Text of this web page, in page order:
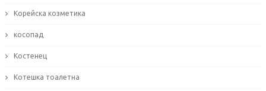
Корейска козметика
косопад
Костенец
Котешка тоалетна